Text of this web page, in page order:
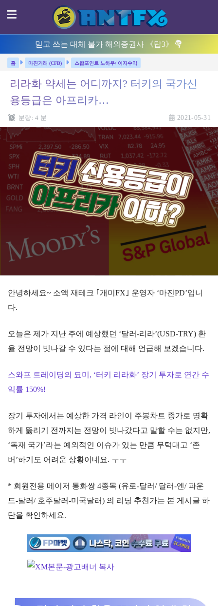
믿고 쓰는 대체 불가 해외증권사 《탑3》
마진거래 (CFD) 스왑포인트 노하우/ 이자수익
리라화 약세는 어디까지? 터키의 국가신
용등급은 아프리카…
2021-05-31
분량: 4 분
안녕하세요~ 소액 재테크 ｢개미FX｣ 운영자 ‘마진PD’입니
다.
오늘은 제가 지난 주에 예상했던 ‘달러-리라’(USD-TRY) 환
율 전망이 빗나갈 수 있다는 점에 대해 언급해 보겠습니다.
스와프 트레이딩의 묘미, ‘터키 리라화’ 장기 투자로 연간 수
익률 150%!
장기 투자에서는 예상한 가격 라인이 주봉차트 종가로 명확
하게 뚫리기 전까지는 전망이 빗나갔다고 말할 수는 없지만,
‘독재 국가’라는 예외적인 이슈가 있는 만큼 무턱대고 ‘존
버’하기도 어려운 상황이네요. ㅜㅜ
* 회원전용 메이저 통화쌍 4종목 (유로-달러/ 달러-엔/ 파운
드-달러/ 호주달러-미국달러) 의 리딩 추천가는 본 게시글 하
단을 확인하세요.